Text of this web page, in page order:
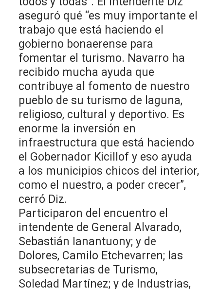
aseguró qué “es muy importante el
trabajo que está haciendo el
gobierno bonaerense para
fomentar el turismo. Navarro ha
recibido mucha ayuda que
contribuye al fomento de nuestro
pueblo de su turismo de laguna,
religioso, cultural y deportivo. Es
enorme la inversión en
infraestructura que está haciendo
el Gobernador Kicillof y eso ayuda
a los municipios chicos del interior,
como el nuestro, a poder crecer”,
cerró Diz.
Participaron del encuentro el
intendente de General Alvarado,
Sebastián Ianantuony; y de
Dolores, Camilo Etchevarren; las
subsecretarias de Turismo,
Soledad Martínez; y de Industrias,